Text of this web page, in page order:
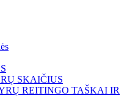
SKAIČIUS
REITINGO TAŠKAI IR